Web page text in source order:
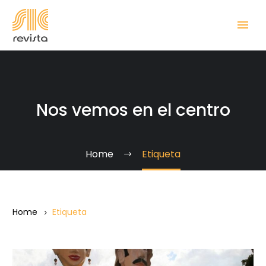
Nos vemos en el centro
Home Etiqueta
Home Etiqueta